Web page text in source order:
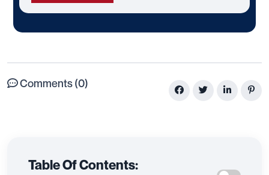
Comments (0)
Table Of Contents: